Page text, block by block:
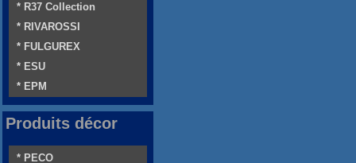
* R37 Collection
* RIVAROSSI
* FULGUREX
* ESU
* EPM
Produits décor
* PECO